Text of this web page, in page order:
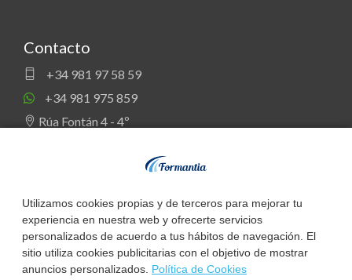
Utilizamos cookies propias y de terceros para mejorar tu
experiencia en nuestra web y ofrecerte servicios
personalizados de acuerdo a tus hábitos de navegación. El
sitio utiliza cookies publicitarias con el objetivo de mostrar
anuncios personalizados. Política de Cookies
Contacto
+34 981 97 58 59
+34 981 975 859
Rúa Fontán 4 - 4º
docencia@formantia.es